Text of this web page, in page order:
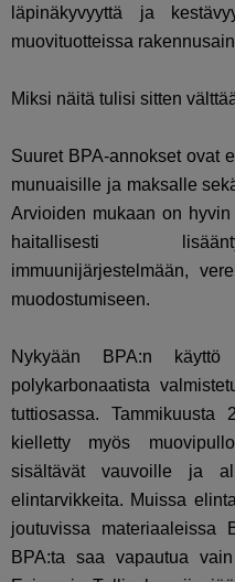
läpinäkyvyyttä ja
muovituotteissa
Miksi näitä tulisi sitten
Suuret BPA-annokset ovat
munuaisille ja maksalle
Arvioiden mukaan on
haitallisesti
immuunijärjestelmään,
muodostumiseen.
Nykyään BPA:n
polykarbonaatista
tuttiosassa.
kielletty myös
sisältävät vauvoille ja
elintarvikkeita. Muissa
joutuvissa materiaaleissa
BPA:ta saa vapautua